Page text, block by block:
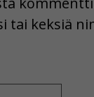
tai keksiä